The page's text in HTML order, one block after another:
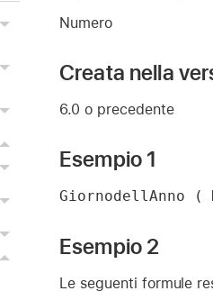
Numero
Creata nella
6.0 o precedente
Esempio 1
GiornodellAnno (
Esempio 2
Le seguenti formule